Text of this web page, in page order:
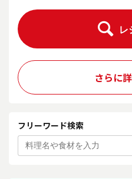
レ
さらに
フリーワード検索